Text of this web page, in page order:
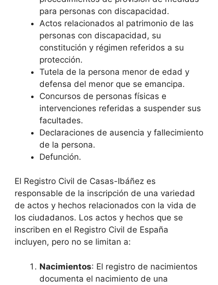
para personas con discapacidad.
Actos relacionados al patrimonio de las
personas con discapacidad, su
constitución y régimen referidos a su
protección.
Tutela de la persona menor de edad y
defensa del menor que se emancipa.
Concursos de personas físicas e
intervenciones referidas a suspender sus
facultades.
Declaraciones de ausencia y fallecimiento
de la persona.
Defunción.
El Registro Civil de Casas-Ibáñez es
responsable de la inscripción de una variedad
de actos y hechos relacionados con la vida de
los ciudadanos. Los actos y hechos que se
inscriben en el Registro Civil de España
incluyen, pero no se limitan a:
Nacimientos: El registro de nacimientos
documenta el nacimiento de una